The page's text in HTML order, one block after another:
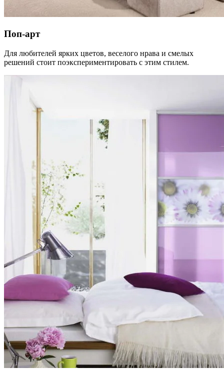
Поп-арт
Для любителей ярких цветов, веселого нрава и смелых
решений стоит поэкспериментировать с этим стилем.